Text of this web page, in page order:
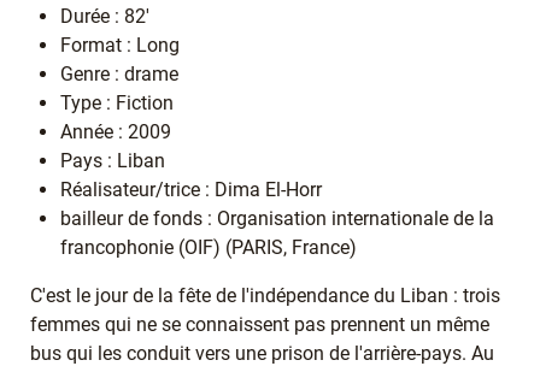
Durée : 82'
Format : Long
Genre : drame
Type : Fiction
Année : 2009
Pays : Liban
Réalisateur/trice : Dima El-Horr
bailleur de fonds : Organisation internationale de la
francophonie (OIF) (PARIS, France)
C'est le jour de la fête de l'indépendance du Liban : trois
femmes qui ne se connaissent pas prennent un même
bus qui les conduit vers une prison de l'arrière-pays. Au